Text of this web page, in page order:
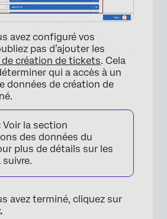
×
×
avez configuré vos
pas d’ajouter les
création de tickets. Cela
qui a accès à un
données de création de
Voir la section
des données du
plus de détails sur les
avez terminé, cliquez sur